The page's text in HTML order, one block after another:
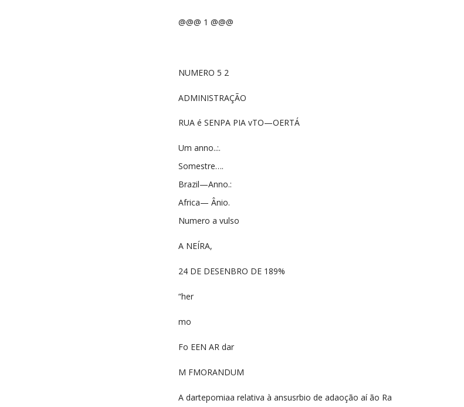
@@@ 1 @@@
NUMERO 5 2
ADMINISTRAÇÃO
RUA é SENPA PIA vTO—OERTÁ
Um anno..:.
Somestre….
Brazil—Anno.:
Africa— Ânio.
Numero a vulso
A NEÍRA,
24 DE DESENBRO DE 189%
“her
mo
Fo EEN AR dar
M FMORANDUM
A dartepomiaa relativa à ansusrbio de adaoção aí ão Ra